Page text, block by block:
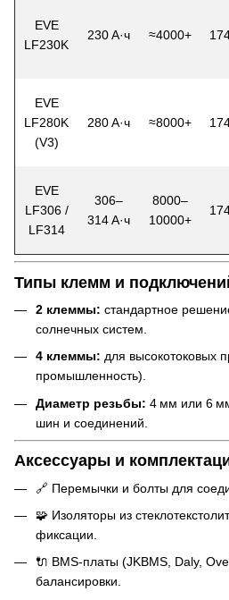
EVE
LF230K
230 А·ч ≈4000+
EVE
LF280K
(V3)
280 А·ч ≈8000+
EVE
LF306 /
LF314
306–
314 А·ч
8000–
10000+
Типы клемм и
2 клеммы: стандартное
солнечных систем.
4 клеммы: для высокотоковых
промышленность).
Диаметр резьбы: 4 мм или 6
шин и соединений.
Аксессуары и
🔗 Перемычки и болты для
🧩 Изоляторы из
фиксации.
🔌 BMS-платы (JKBMS, Daly,
балансировки.